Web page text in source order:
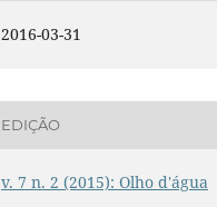
2016-03-31
EDIÇÃO
v. 7 n. 2 (2015): Olho d'água